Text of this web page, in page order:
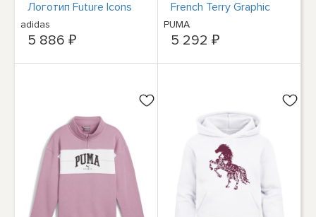
Логотип Future Icons
Nera Codice HR6301
adidas
5 886 ₽
French Terry Graphic
Hoodie X Squish Для
молодых девушек,
Размер S,
PUMA
5 292 ₽